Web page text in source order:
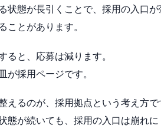
状態が長引くことで、採用の入口
ことがあります。
ると、応募は減ります。
が採用ページです。
えるのが、採用拠点という考え方で
態が続いても、採用の入口は崩れに